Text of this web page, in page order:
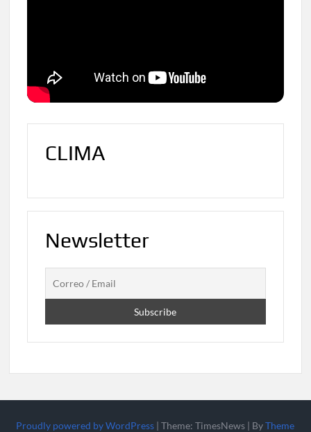
CLIMA
Newsletter
Proudly powered by WordPress |Theme: TimesNews ByTheme